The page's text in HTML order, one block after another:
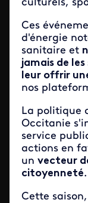
culturels,
Ces
d'énergie
sanitaire et
jamais de
leur offrir
nos
La politique
Occitanie
service
actions en
un vecteur
citoyenneté.
Cette